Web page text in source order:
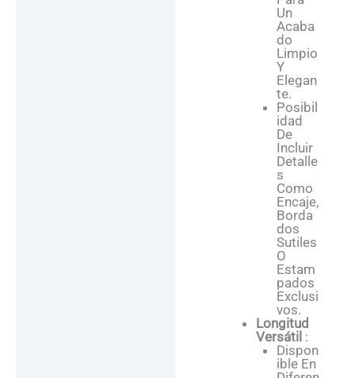
Un
Acaba
Do
Limpio
Y
Elegan
Te.
Posibil
Idad
De
Incluir
Detalle
S
Como
Encaje,
Borda
Dos
Sutiles
O
Estam
Pados
Exclusi
Vos.
Longitud
Versátil :
Dispon
Ible En